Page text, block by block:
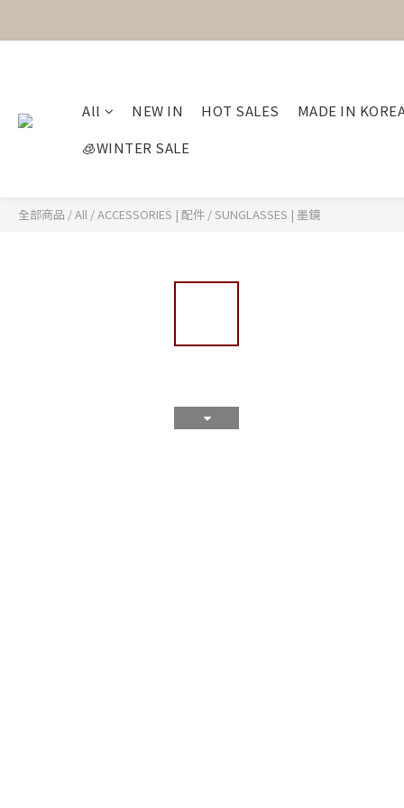
All NEW IN HOT SALES
MADE IN
🧊WINTER SALE
全部商品 /All /ACCESSORIES | 配件 /SUNGLASSES | 墨鏡